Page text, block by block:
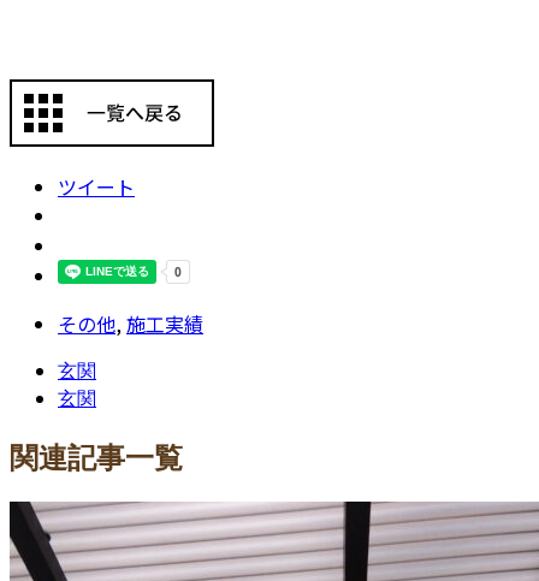
ツイート
その他,施工実績
玄関
玄関
関連記事一覧